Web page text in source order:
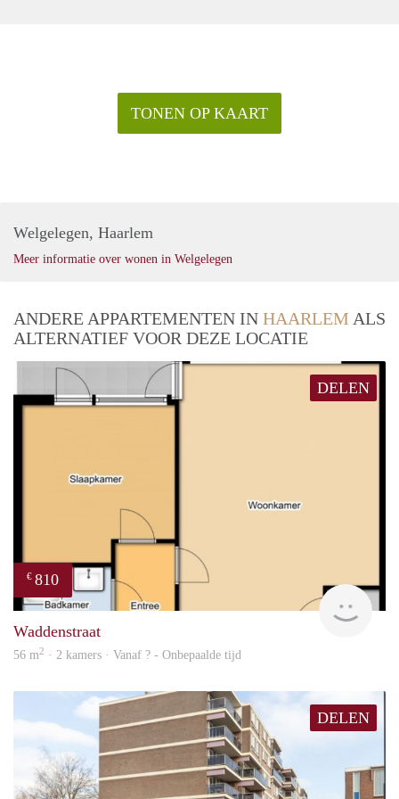
TONEN OP KAART
Welgelegen, Haarlem
Meer informatie over wonen in Welgelegen
ANDERE APPARTEMENTEN IN HAARLEM ALS
ALTERNATIEF VOOR DEZE LOCATIE
DELEN
€ 810
Waddenstraat
56 m2 · 2 kamers · Vanaf ? - Onbepaalde tijd
DELEN